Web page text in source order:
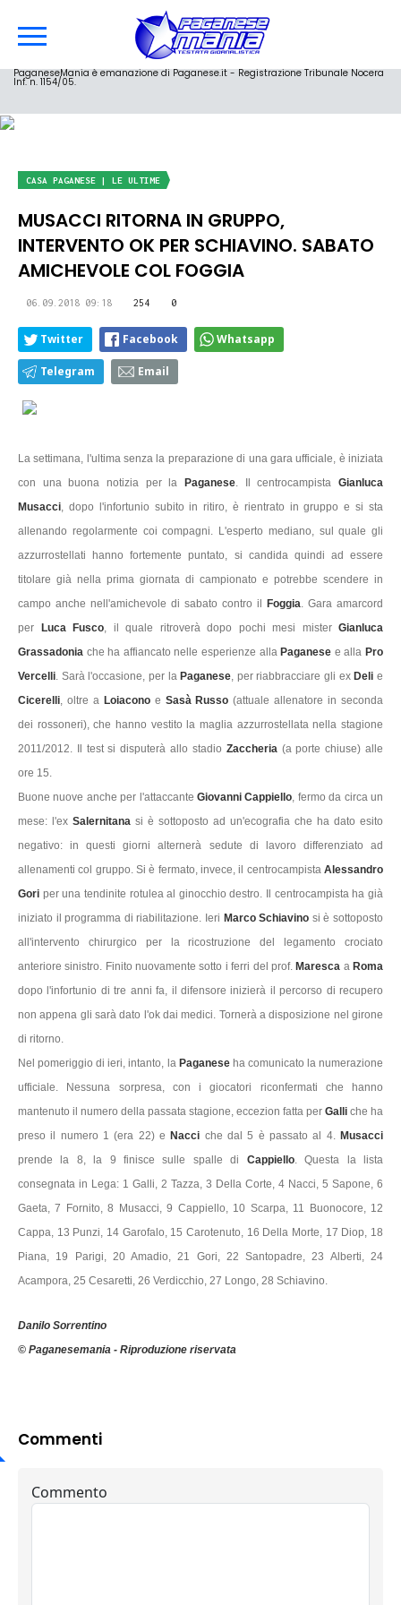
PaganeseMania è emanazione di Paganese.it - Registrazione Tribunale Nocera
Inf. n. 1154/05.
CASA PAGANESE | LE ULTIME
MUSACCI RITORNA IN GRUPPO,
INTERVENTO OK PER SCHIAVINO. SABATO
AMICHEVOLE COL FOGGIA
06.09.2018 09:18 254 0
Twitter Facebook Whatsapp
Telegram Email
La settimana, l'ultima senza la preparazione di una gara ufficiale, è iniziata
con una buona notizia per la
Paganese. Il centrocampista Gianluca
Musacci, dopo l'infortunio subito in ritiro, è rientrato in gruppo e si sta
allenando regolarmente coi compagni. L'esperto mediano, sul quale gli
azzurrostellati hanno fortemente puntato, si candida quindi ad essere
titolare già nella prima giornata di campionato e potrebbe scendere in
campo anche nell'amichevole di sabato contro il
Foggia. Gara amarcord
per
Luca Fusco, il quale ritroverà dopo pochi mesi mister Gianluca
Grassadonia che ha affiancato nelle esperienze alla Paganese e alla Pro
Vercelli. Sarà l'occasione, per la Paganese, per riabbracciare gli ex Delie
Cicerelli, oltre a Loiacono e Sasà Russo(attuale allenatore in seconda
dei rossoneri), che hanno vestito la maglia azzurrostellata nella stagione
2011/2012. Il test si disputerà allo stadio Zaccheria (a porte chiuse) alle
ore 15.
Buone nuove anche per l'attaccante Giovanni Cappiello, fermo da circa un
mese: l'ex Salernitana si è sottoposto ad un'ecografia che ha dato esito
negativo: in questi giorni alternerà sedute di lavoro differenziato ad
allenamenti col gruppo. Si è fermato, invece, il centrocampista Alessandro
Gori per una tendinite rotulea al ginocchio destro. Il centrocampista ha già
iniziato il programma di riabilitazione. Ieri Marco Schiavino si è sottoposto
all'intervento chirurgico per la ricostruzione del legamento crociato
anteriore sinistro. Finito nuovamente sotto i ferri del prof. Maresca a Roma
dopo l'infortunio di tre anni fa, il difensore inizierà il percorso di recupero
non appena gli sarà dato l'ok dai medici. Tornerà a disposizione nel girone
di ritorno.
Nel pomeriggio di ieri, intanto, la Paganese ha comunicato la numerazione
ufficiale. Nessuna sorpresa, con i giocatori riconfermati che hanno
mantenuto il numero della passata stagione, eccezion fatta per Galli che ha
preso il numero 1 (era 22) e Nacci che dal 5 è passato al 4. Musacci
prende la 8, la 9 finisce sulle spalle di Cappiello. Questa la lista
consegnata in Lega: 1 Galli, 2 Tazza, 3 Della Corte, 4 Nacci, 5 Sapone, 6
Gaeta, 7 Fornito, 8 Musacci, 9 Cappiello, 10 Scarpa, 11 Buonocore, 12
Cappa, 13 Punzi, 14 Garofalo, 15 Carotenuto, 16 Della Morte, 17 Diop, 18
Piana, 19 Parigi, 20 Amadio, 21 Gori, 22 Santopadre, 23 Alberti, 24
Acampora, 25 Cesaretti, 26 Verdicchio, 27 Longo, 28 Schiavino.
Danilo Sorrentino
© Paganesemania - Riproduzione riservata
Commenti